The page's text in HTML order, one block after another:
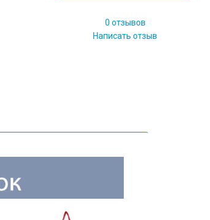
0 отзывов
Написать отзыв